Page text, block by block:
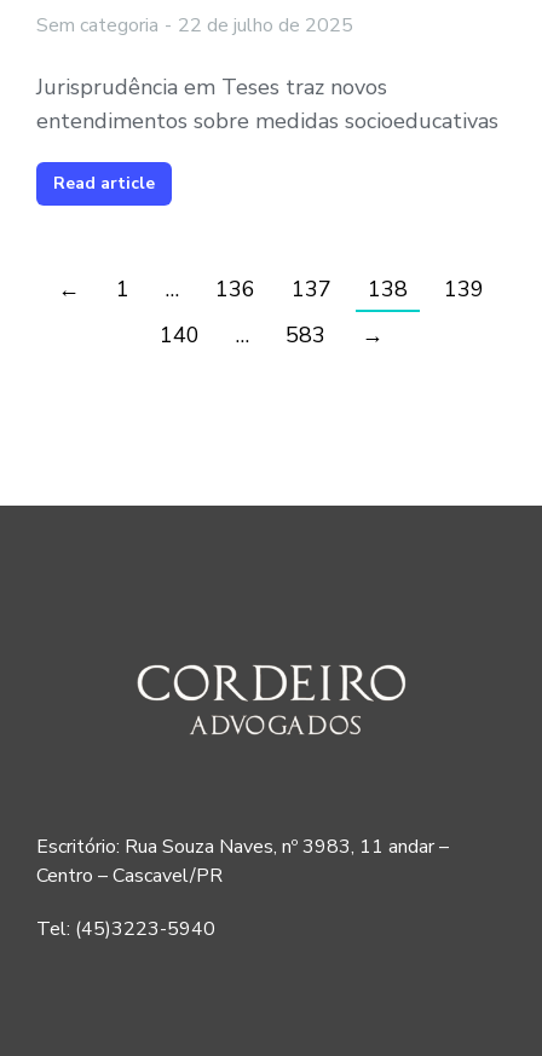
Sem categoria 22 de julho de 2025
Jurisprudência em Teses traz novos
entendimentos sobre medidas socioeducativas
Read article
← 1 … 136 137 138
139
140
… 583 →
Escritório: Rua Souza Naves, nº 3983, 11 andar –
Centro – Cascavel/PR
Tel: (45)3223-5940